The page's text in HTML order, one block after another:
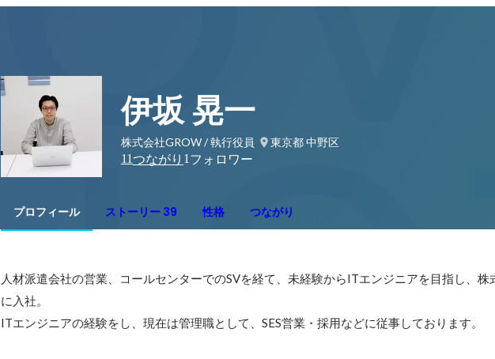
伊坂 晃一
株式会社GROW / 執行役員
東京都 中野区
11つながり 1 フォロワー
プロフィール ストーリー 39 性格 つながり
人材派遣会社の営業、コールセンターでのSVを経て、未経験からITエンジニアを目指し、株
に入社。
ITエンジニアの経験をし、現在は管理職として、SES営業・採用などに従事しております。